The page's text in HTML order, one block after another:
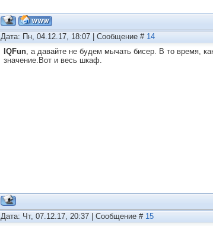
Дата: Пн, 04.12.17, 18:07 | Сообщение # 14
IQFun, а давайте не будем мычать бисер. В то время,
значение.Вот и весь шкаф.
Дата: Чт, 07.12.17, 20:37 | Сообщение # 15